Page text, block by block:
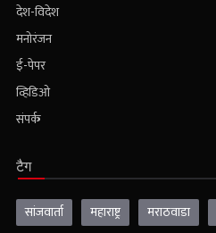
देश-विदेश
मनोरंजन
ई-पेपर
व्हिडिओ
संपर्क
टैग
सांजवार्ता महाराष्ट्र मराठवाडा